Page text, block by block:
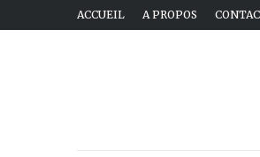
ACCUEIL A PROPOS